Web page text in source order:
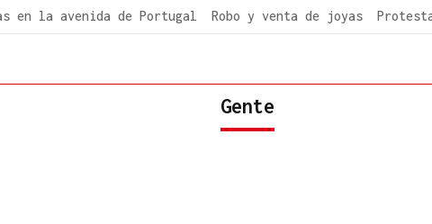
en la avenida de Portugal Robo y venta de joyas
Gente